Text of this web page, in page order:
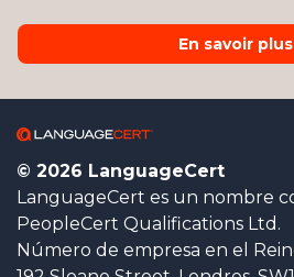
En savoir plus
© 2026 LanguageCert
LanguageCert es un nombre
PeopleCert Qualifications Ltd.
Número de empresa en el